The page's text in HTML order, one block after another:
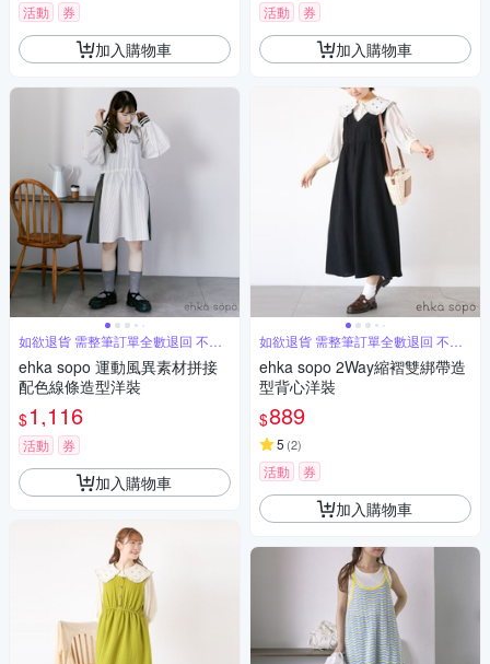
活動 券
加入購物車
如欲退貨 需整筆訂單全數退回 不能
單退
ehka sopo 運動風異素材拼接
配色線條造型洋裝
$1,116
活動 券
加入購物車
活動 券
加入購物車
如欲退貨 需整筆訂單全數退回 不能
單退
ehka sopo 2Way縮褶雙綁帶造
型背心洋裝
$889
5 (2)
活動 券
加入購物車